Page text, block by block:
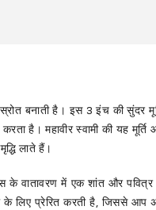
बनाती है। इस 3 इंच की सुंदर
है। महावीर स्वामी की यह मूर्ति
लाते हैं।
वातावरण में एक शांत और पवित्र
के लिए प्रेरित करती है, जिससे आप